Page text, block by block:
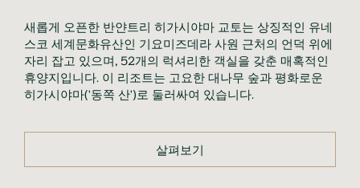
새롭게 오픈한 반얀트리 히가시야마 교토는 상징적인 유네
스코 세계문화유산인 기요미즈데라 사원 근처의 언덕 위에
자리 잡고 있으며, 52개의 럭셔리한 객실을 갖춘 매혹적인
휴양지입니다. 이 리조트는 고요한 대나무 숲과 평화로운
히가시야마('동쪽 산')로 둘러싸여 있습니다.
살펴보기